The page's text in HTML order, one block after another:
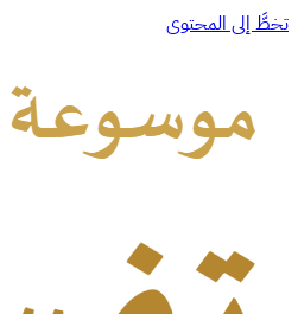
تخطَّ إلى المحتوى